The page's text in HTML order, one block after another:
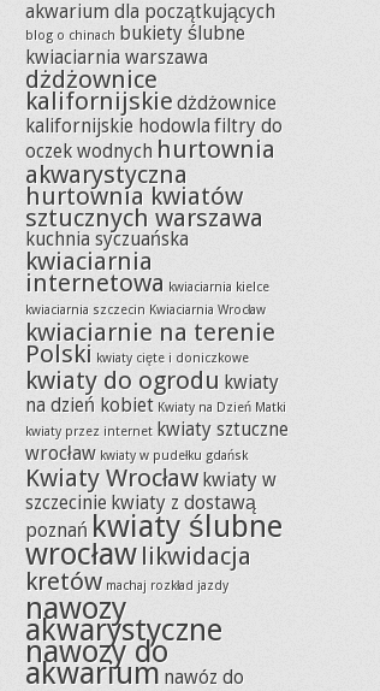
akwarium dla początkujących
blog o chinach bukiety ślubne
kwiaciarnia warszawa
dżdżownice
kalifornijskiedżdżownice
kalifornijskie hodowla filtry do
oczek wodnych hurtownia
akwarystyczna
hurtownia kwiatów
sztucznych warszawa
kuchnia syczuańska
kwiaciarnia
internetowa kwiaciarnia kielce
kwiaciarnia szczecin Kwiaciarnia Wrocław
kwiaciarnie na terenie
Polski kwiaty cięte i doniczkowe
kwiaty do ogrodu kwiaty
na dzień kobiet Kwiaty na Dzień Matki
kwiaty przez internet kwiaty sztuczne
wrocław kwiaty w pudełku gdańsk
Kwiaty Wrocław kwiaty w
szczecinie kwiaty z dostawą
poznań kwiaty ślubne
wrocław likwidacja
kretów machaj rozkład jazdy
nawozy
akwarystyczne
nawozy do
akwarium nawóz do